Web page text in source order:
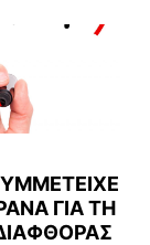
ΓΙΑ ΤΗ